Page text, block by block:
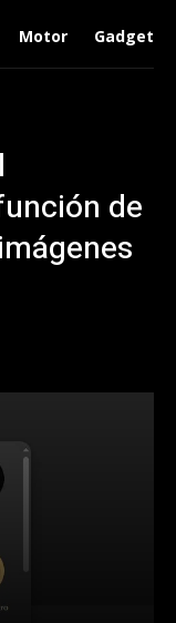
Motor Gadgets
de